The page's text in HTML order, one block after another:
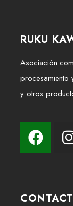
RUKU
Asociación
procesamiento
y otros